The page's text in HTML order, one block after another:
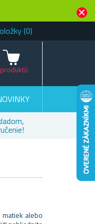
(0)
Košík
alebo